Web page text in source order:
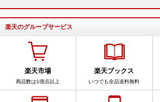
楽天のグループサービス
楽天市場
商品数は1億点以上
楽天ブックス
いつでも全品送料無料